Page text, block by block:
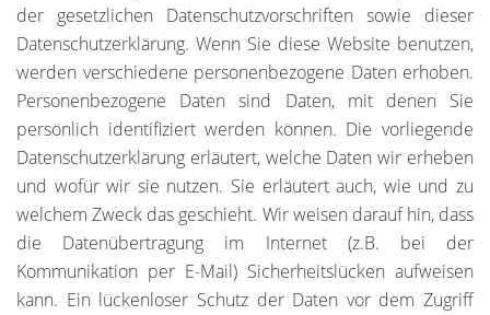
der gesetzlichen Datenschutzvorschriften sowie dieser
Datenschutzerklärung. Wenn Sie diese Website benutzen,
werden verschiedene personenbezogene Daten erhoben.
Personenbezogene Daten sind Daten, mit denen Sie
persönlich identifiziert werden können. Die vorliegende
Datenschutzerklärung erläutert, welche Daten wir erheben
und wofür wir sie nutzen. Sie erläutert auch, wie und zu
welchem Zweck das geschieht. Wir weisen darauf hin, dass
die Datenübertragung im Internet (z.B. bei der
Kommunikation per E-Mail) Sicherheitslücken aufweisen
kann. Ein lückenloser Schutz der Daten vor dem Zugriff